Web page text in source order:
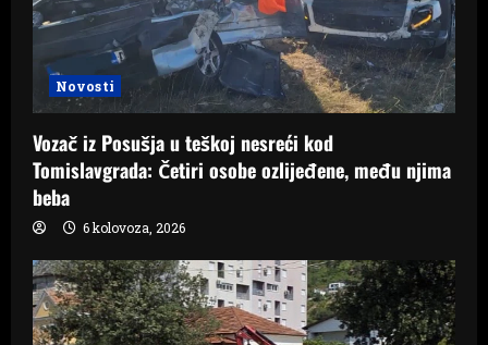
Novosti
Vozač iz Posušja u teškoj nesreći kod
Tomislavgrada: Četiri osobe ozlijeđene, među njima
beba
6 kolovoza, 2026